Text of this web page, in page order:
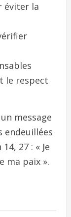
éviter la
le respect
message
endeuillées
27 : « Je
ma paix ».